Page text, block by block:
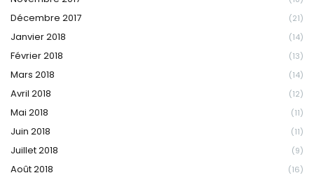
Décembre 2017 (21)
Janvier 2018 (14)
Février 2018 (13)
Mars 2018 (14)
Avril 2018 (12)
Mai 2018 (11)
Juin 2018 (11)
Juillet 2018 (9)
Août 2018 (16)